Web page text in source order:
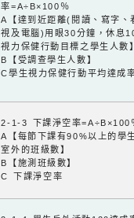
率=A÷B×100％
A【達到近距離(閱讀、寫字、
視及電腦)用眼30分鐘，休息
視力保健行動目標之學生人數
B【受調查學生人數】
C學生視力保健行動平均達成
2-1-3 下課淨空率=A÷B×100
A【每節下課有90%以上的學
室外的班級數】
B【施測班級數】
C 下課淨空率